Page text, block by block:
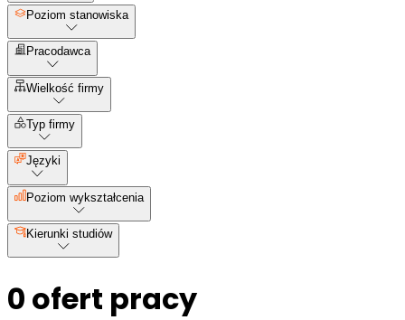
Poziom stanowiska
Pracodawca
Wielkość firmy
Typ firmy
Języki
Poziom wykształcenia
Kierunki studiów
0 ofert pracy